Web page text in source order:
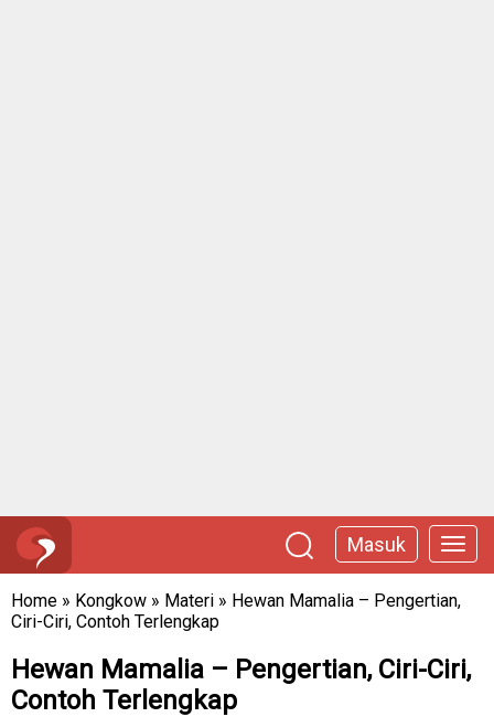
Masuk
Home » Kongkow » Materi » Hewan Mamalia – Pengertian,
Ciri-Ciri, Contoh Terlengkap
Hewan Mamalia – Pengertian, Ciri-Ciri,
Contoh Terlengkap